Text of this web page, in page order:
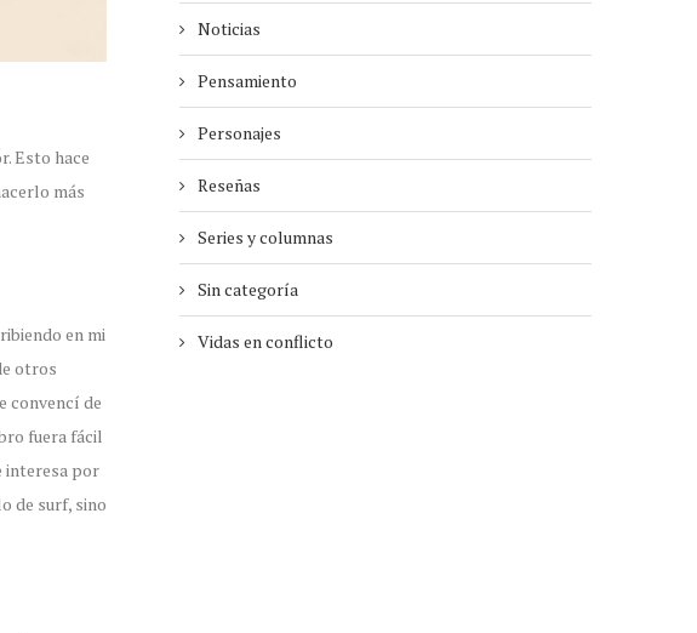
Esto hace
más
en mi
otros
convencí de
fuera fácil
interesa por
de surf, sino
Noticias
Pensamiento
Personajes
Reseñas
Series y columnas
Sin categoría
Vidas en conflicto